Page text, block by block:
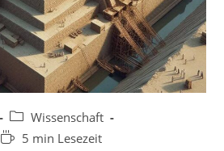
Beitrags-
Kategorie:
Wissenschaft
Lesedauer:
5 min Lesezeit